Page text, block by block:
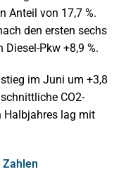
Anteil von 17,7 %.
den ersten sechs
Pkw +8,9 %.
im Juni um +3,8
CO2-
Halbjahres lag mit